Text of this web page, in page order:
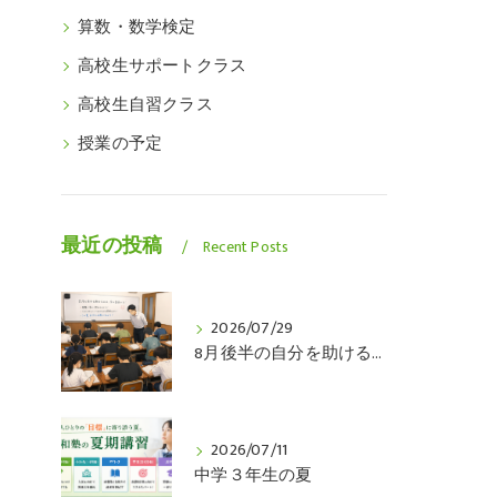
算数・数学検定
高校生サポートクラス
高校生自習クラス
授業の予定
最近の投稿 Recent Posts
2026/07/29
8月後半の自分を助けるのは、今の自分です
2026/07/11
中学３年生の夏